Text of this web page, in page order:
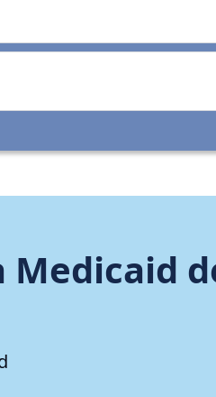
Medicaid